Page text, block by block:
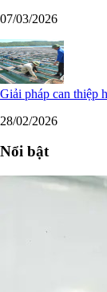
07/03/2026
Giải pháp can thiệp
28/02/2026
Nổi bật